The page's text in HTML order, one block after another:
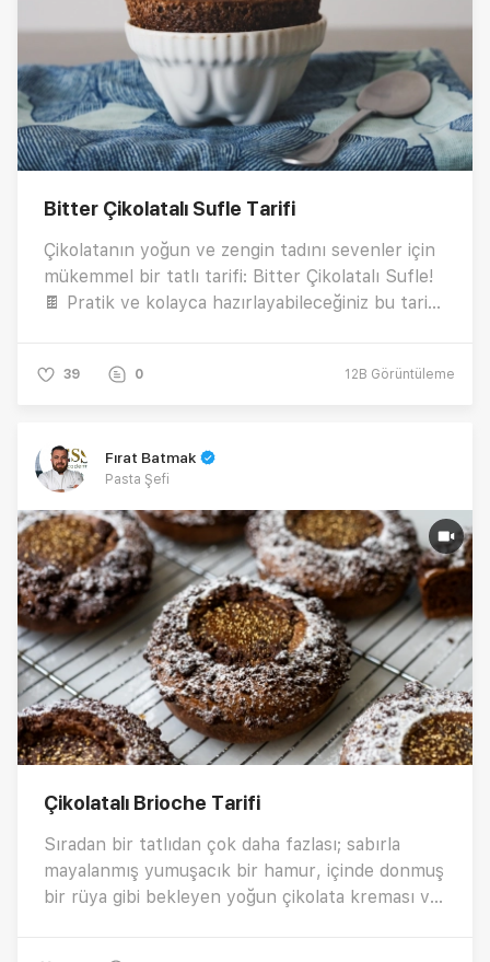
Bitter Çikolatalı Sufle Tarifi
Çikolatanın yoğun ve zengin tadını sevenler için
mükemmel bir tatlı tarifi: Bitter Çikolatalı Sufle!
🍫 Pratik ve kolayca hazırlayabileceğiniz bu tarif,
kesinlikle etkileyecek. Bitter çikolatalı sufle
evde kolayca hazırlayın!
39 0 12B Görüntüleme
Fırat Batmak
Pasta Şefi
Çikolatalı Brioche Tarifi
Sıradan bir tatlıdan çok daha fazlası; sabırla
mayalanmış yumuşacık bir hamur, içinde donmuş
bir rüya gibi bekleyen yoğun çikolata kreması ve